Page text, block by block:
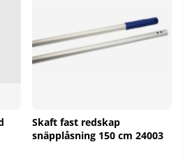
Skaft fast redskap
snäpplåsning 150 cm 24003